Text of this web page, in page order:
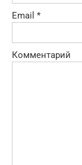
Email *
Комментарий